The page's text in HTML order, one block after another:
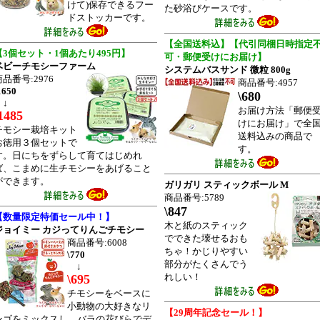
けて)保存できるフー
ドストッカーです。
3個セット・1個あたり495円】
ビーチモシーファーム
品番号:2976
モシー栽培キット
徳用３個セットで
。日にちをずらして育てはじめれ
、こまめに生チモシーをあげること
できます。
数量限定特価セール中！】
ョイミー カジってりんごチモシー
商品番号:6008
\770
↓
\695
チモシーをベースに
小動物の大好きなリ
た砂浴びケースです。
【全国送料込】【代引同梱日時指定
可・郵便受けにお届け】
システムバスサンド 微粒 800g
商品番号:4957
\680
お届け方法「郵便受
けにお届け」で全国
送料込みの商品で
す。
ガリガリ スティックボール M
商品番号:5789
\847
木と紙のスティック
でできた壊せるおも
ちゃ！かじりやすい
部分がたくさんでう
れしい！
【29周年記念セール！】